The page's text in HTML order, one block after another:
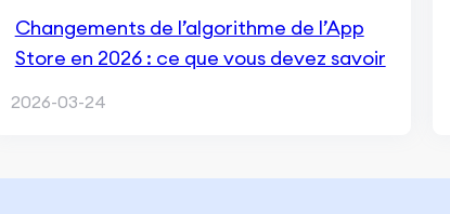
Changements de l’algorithme de l’App
Store en 2026 : ce que vous devez savoir
2026-03-24